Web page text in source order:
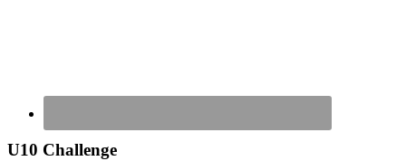
U10 Challenge